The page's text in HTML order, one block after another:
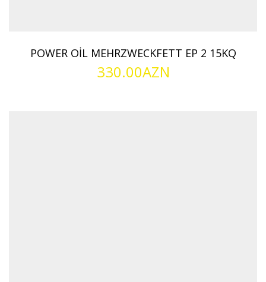
POWER OİL MEHRZWECKFETT EP 2 15KQ
330.00AZN